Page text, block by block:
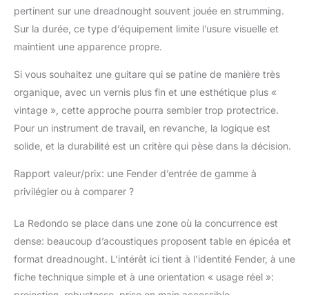
pertinent sur une dreadnought souvent jouée en strumming.
Sur la durée, ce type d’équipement limite l’usure visuelle et
maintient une apparence propre.
Si vous souhaitez une guitare qui se patine de manière très
organique, avec un vernis plus fin et une esthétique plus «
vintage », cette approche pourra sembler trop protectrice.
Pour un instrument de travail, en revanche, la logique est
solide, et la durabilité est un critère qui pèse dans la décision.
Rapport valeur/prix: une Fender d’entrée de gamme à
privilégier ou à comparer ?
La Redondo se place dans une zone où la concurrence est
dense: beaucoup d’acoustiques proposent table en épicéa et
format dreadnought. L’intérêt ici tient à l’identité Fender, à une
fiche technique simple et à une orientation « usage réel »: